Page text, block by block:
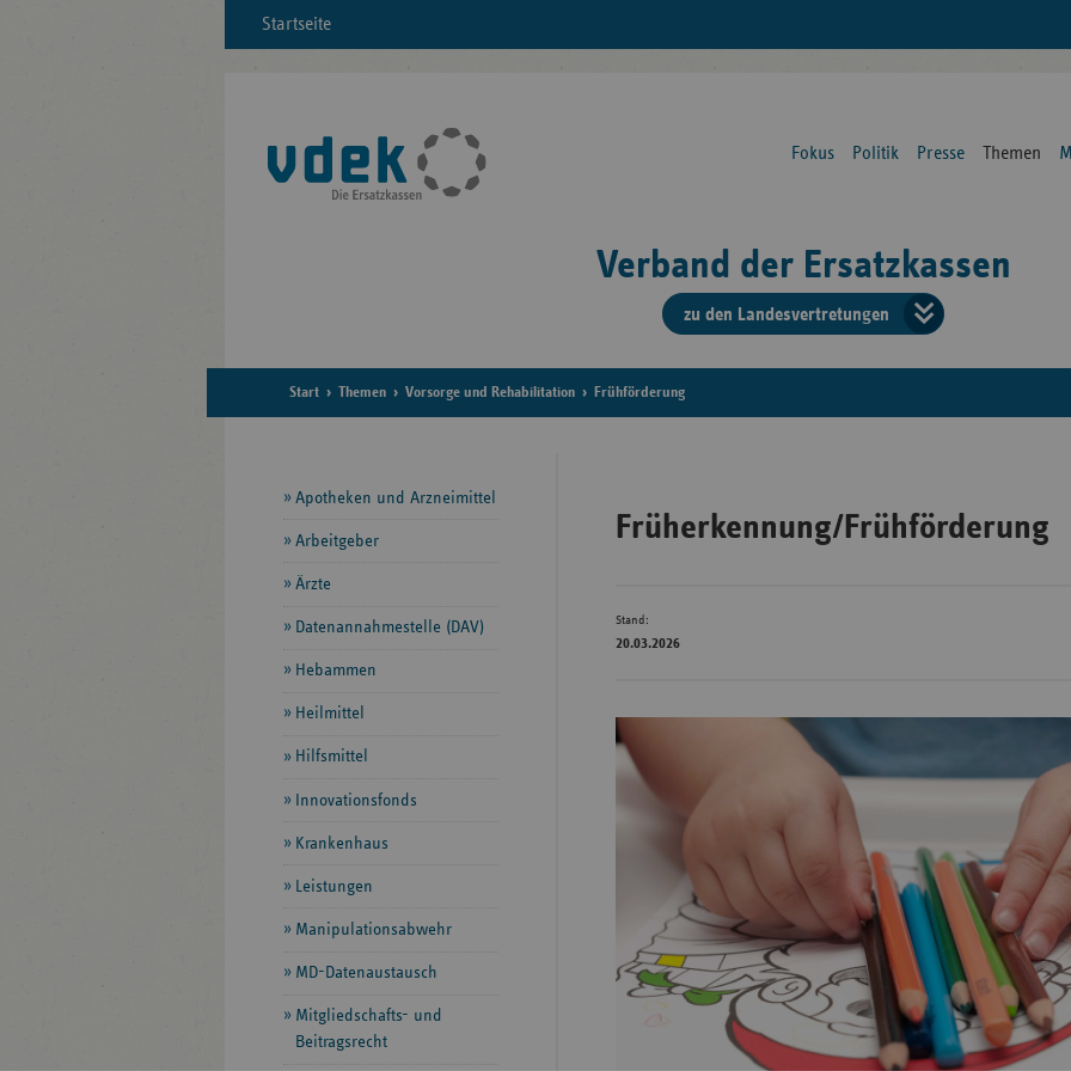
Startseite
Fokus Politik Presse Themen
Verband der Ersatzkassen
zu den Landesvertretungen
der
Berlin/
Hessen
Start Themen Vorsorge und Rehabilitation Frühförderung
Früherkennung/Frühförderung
Stand:
20.03.2026
Seitennavigation
Apotheken und Arzneimittel
Arbeitgeber
Ärzte
Datenannahmestelle (DAV)
Hebammen
Heilmittel
Hilfsmittel
Innovationsfonds
Krankenhaus
Leistungen
Manipulationsabwehr
MD-Datenaustausch
Mitgliedschafts- und
Beitragsrecht